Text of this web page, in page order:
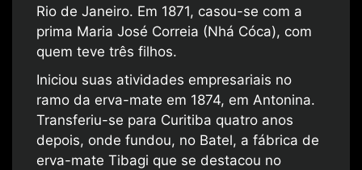
Rio de Janeiro. Em 1871, casou-se com a
prima Maria José Correia (Nhá Cóca), com
quem teve três filhos.
Iniciou suas atividades empresariais no
ramo da erva-mate em 1874, em Antonina.
Transferiu-se para Curitiba quatro anos
depois, onde fundou, no Batel, a fábrica de
erva-mate Tibagi que se destacou no